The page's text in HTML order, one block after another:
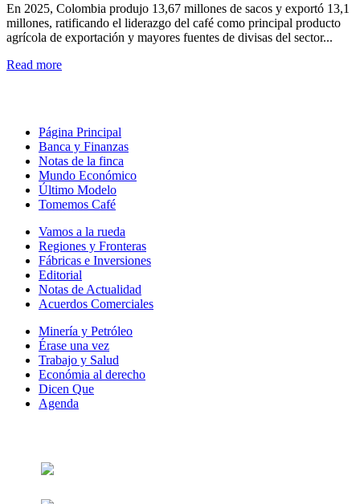
En 2025, Colombia produjo 13,67 millones de sacos y exportó 13,1
millones, ratificando el liderazgo del café como principal producto
agrícola de exportación y mayores fuentes de divisas del sector...
Read more
Página Principal
Banca y Finanzas
Notas de la finca
Mundo Económico
Último Modelo
Tomemos Café
Vamos a la rueda
Regiones y Fronteras
Fábricas e Inversiones
Editorial
Notas de Actualidad
Acuerdos Comerciales
Minería y Petróleo
Érase una vez
Trabajo y Salud
Económia al derecho
Dicen Que
Agenda